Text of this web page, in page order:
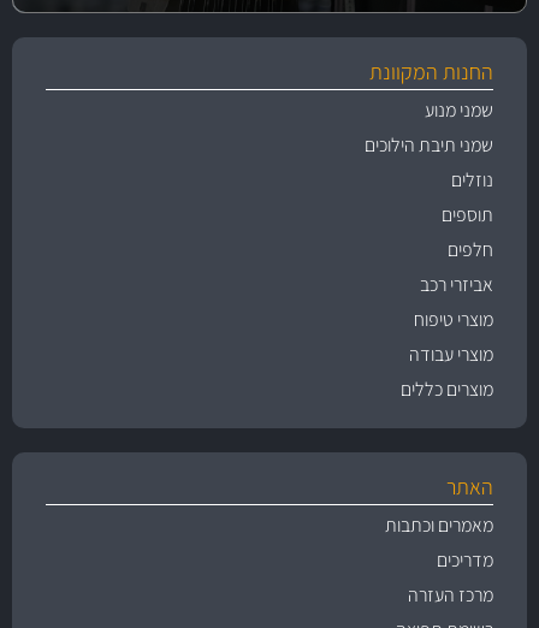
החנות המקוונת
שמני מנוע
שמני תיבת הילוכים
נוזלים
תוספים
חלפים
אביזרי רכב
מוצרי טיפוח
מוצרי עבודה
מוצרים כללים
האתר
מאמרים וכתבות
מדריכים
מרכז העזרה